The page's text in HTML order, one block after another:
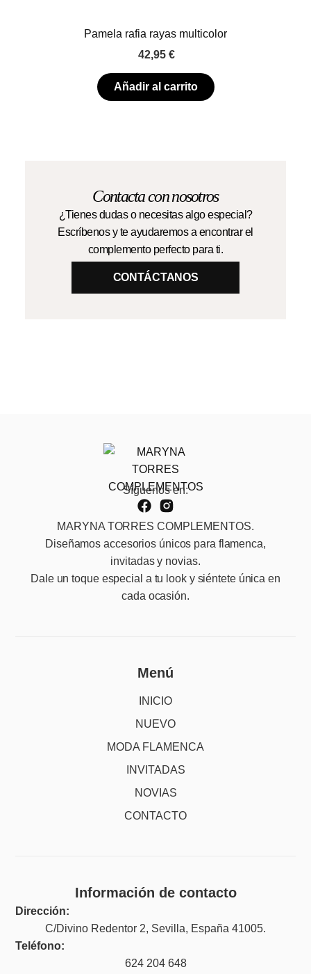
Pamela rafia rayas multicolor
42,95 €
Añadir al carrito
Contacta con nosotros
¿Tienes dudas o necesitas algo especial?
Escríbenos y te ayudaremos a encontrar el
complemento perfecto para ti.
CONTÁCTANOS
Síguenos en:
MARYNA TORRES COMPLEMENTOS.
Diseñamos accesorios únicos para flamenca,
invitadas y novias.
Dale un toque especial a tu look y siéntete única en
cada ocasión.
Menú
INICIO
NUEVO
MODA FLAMENCA
INVITADAS
NOVIAS
CONTACTO
Información de contacto
Dirección:
C/Divino Redentor 2, Sevilla, España 41005.
Teléfono:
624 204 648